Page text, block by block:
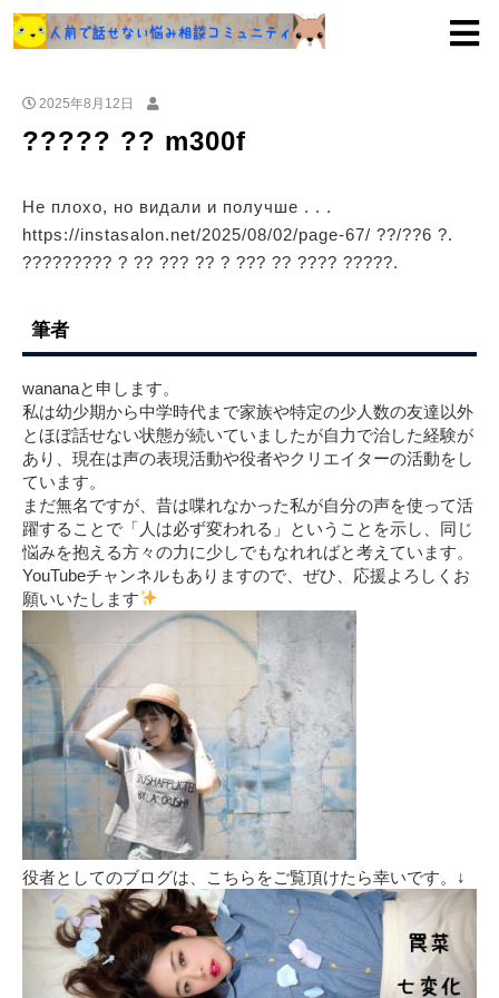
2025年8月12日
????? ?? m300f
Не плохо, но видали и получше . . .
https://instasalon.net/2025/08/02/page-67/ ??/??6 ?.
????????? ? ?? ??? ?? ? ??? ?? ???? ?????.
筆者
wananaと申します。
私は幼少期から中学時代まで家族や特定の少人数の友達以外
とほぼ話せない状態が続いていましたが自力で治した経験が
あり、現在は声の表現活動や役者やクリエイターの活動をし
ています。
まだ無名ですが、昔は喋れなかった私が自分の声を使って活
躍することで「人は必ず変われる」ということを示し、同じ
悩みを抱える方々の力に少しでもなれればと考えています。
YouTubeチャンネルもありますので、ぜひ、応援よろしくお
願いいたします
役者としてのブログは、こちらをご覧頂けたら幸いです。↓